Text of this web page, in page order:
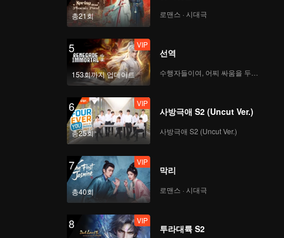
총21회 로맨스 · 시대극
5
153회까지 업데이트
VIP
선역
6
총25회
VIP
사방극애 S2 (Uncut Ver.)
사방극애 S2 (Uncut Ver.)
7
총40회
VIP
막리
로맨스 · 시대극
8 VIP
투라대륙 S2